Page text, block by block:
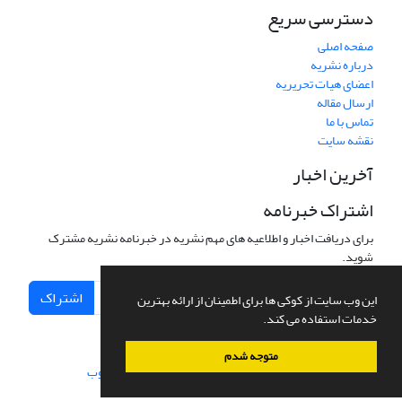
این وب سایت از کوکی ها برای اطمینان از ارائه بهترین
خدمات استفاده می کند.
متوجه شدم
دسترسی سریع
صفحه اصلی
درباره نشریه
اعضای هیات تحریریه
ارسال مقاله
تماس با ما
نقشه سایت
آخرین اخبار
اشتراک خبرنامه
برای دریافت اخبار و اطلاعیه های مهم نشریه در خبرنامه نشریه مشترک
شوید.
اشتراک
سامانه مدیریت نشریات علمی.طراحی و پیاده سازی از سیناوب